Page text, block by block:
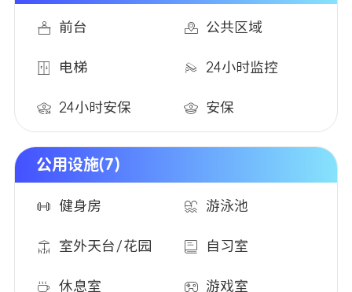
前台 公共区域
电梯 24小时监控
24小时安保 安保
公用设施(7)
健身房 游泳池
室外天台/花园 自习室
休息室 游戏室